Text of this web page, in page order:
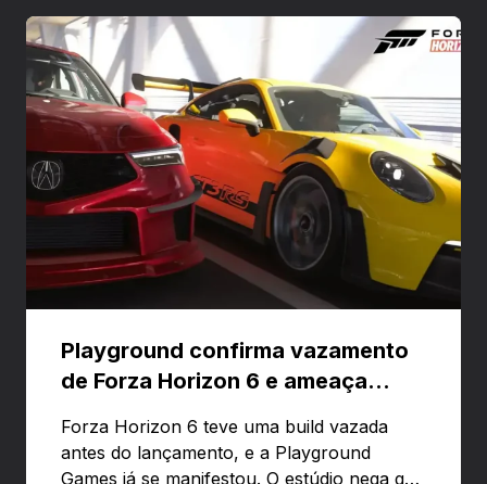
Playground confirma vazamento
de Forza Horizon 6 e ameaça
Forza Horizon 6 teve uma build vazada
antes do lançamento, e a Playground
Games já se manifestou. O estúdio nega que